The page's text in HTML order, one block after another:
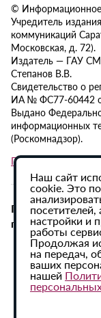
© Информационное
Учредитель
коммуникаций
Московская, д. 72).
Издатель — ГАУ
Степанов В.В.
Свидетельство о
ИА № ФС77-60442
Выдано
информационных
(Роскомнадзор).
Политика в
При
гиперссылка на
Наш сайт
cookie. Это
настройки и
работы
Продолжая
на передач,
ваших
нашей